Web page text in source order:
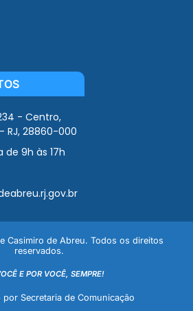
- Centro,
RJ, 28860-000
de 9h às 17h
Casimiro de Abreu. Todos os direitos
reservados.
E POR VOCÊ, SEMPRE!
por Secretaria de Comunicação